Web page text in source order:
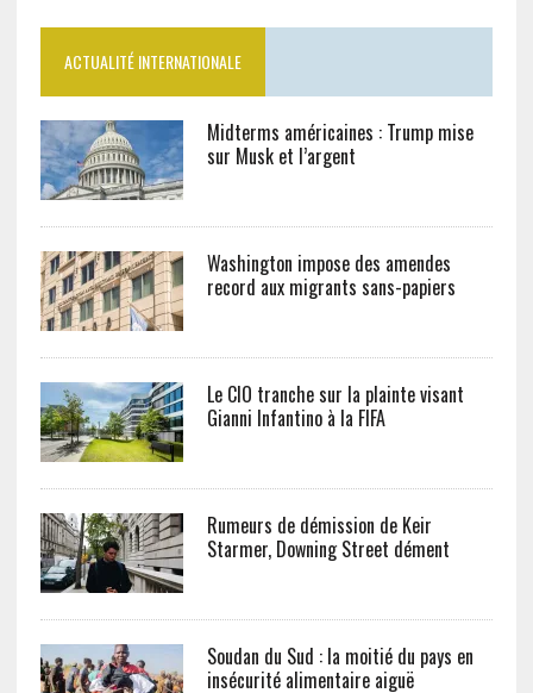
ACTUALITÉ INTERNATIONALE
Midterms américaines : Trump mise
sur Musk et l’argent
Washington impose des amendes
record aux migrants sans-papiers
Le CIO tranche sur la plainte visant
Gianni Infantino à la FIFA
Rumeurs de démission de Keir
Starmer, Downing Street dément
Soudan du Sud : la moitié du pays en
insécurité alimentaire aiguë